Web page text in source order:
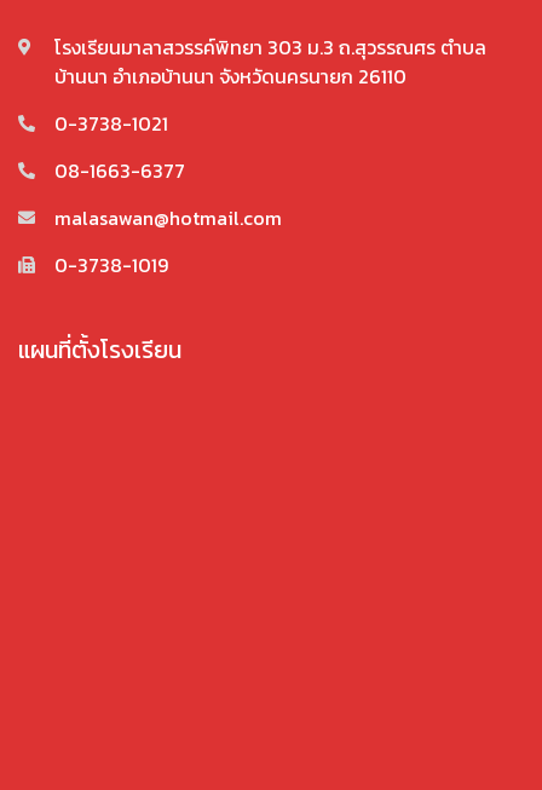
โรงเรียนมาลาสวรรค์พิทยา 303 ม.3 ถ.สุวรรณศร ตำบล
บ้านนา อำเภอบ้านนา จังหวัดนครนายก 26110
0-3738-1021
08-1663-6377
malasawan@hotmail.com
0-3738-1019
แผนที่ตั้งโรงเรียน